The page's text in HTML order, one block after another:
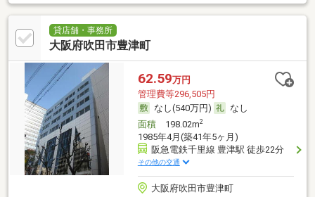
貸店舗・事務所
大阪府吹田市豊津町
62.59万円
管理費等296,505円
なし(540万円)
なし
面積198.02m2
1985年4月(築41年5ヶ月)
阪急電鉄千里線 豊津駅 徒歩22分
その他の交通
大阪府吹田市豊津町